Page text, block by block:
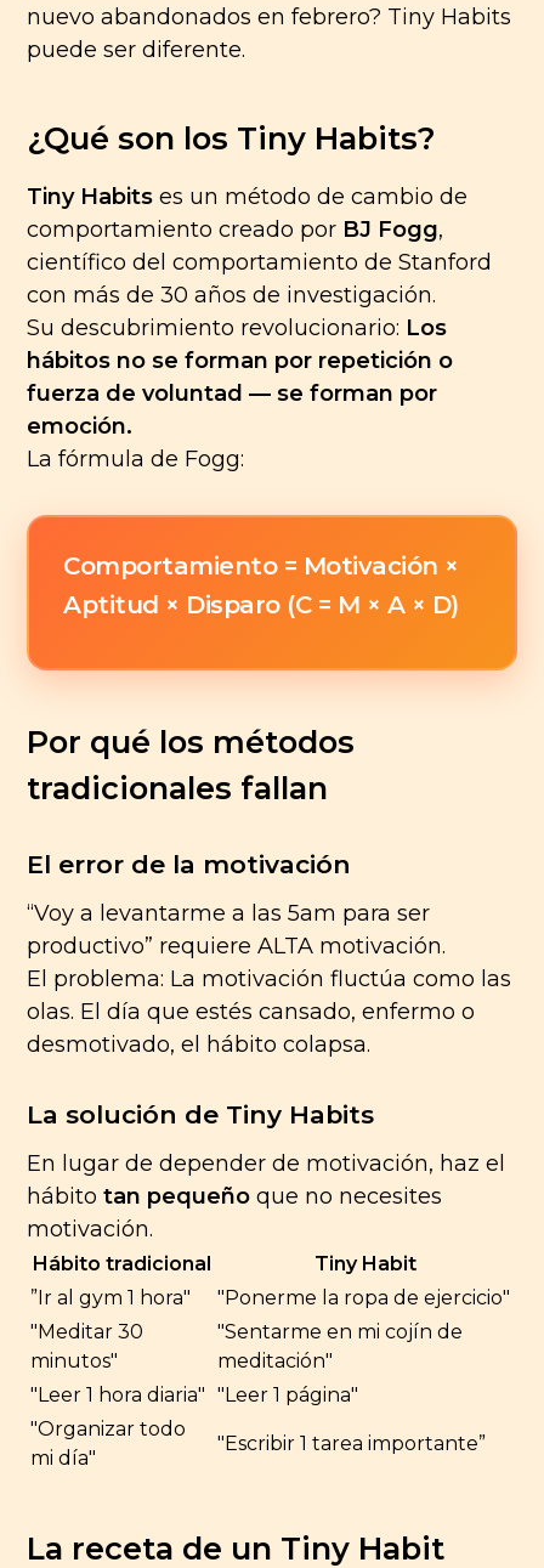
nuevo abandonados en febrero? Tiny Habits
puede ser diferente.
¿Qué son los Tiny Habits?
Tiny Habits es un método de cambio de
comportamiento creado por BJ Fogg,
científico del comportamiento de Stanford
con más de 30 años de investigación.
Su descubrimiento revolucionario: Los
hábitos no se forman por repetición o
fuerza de voluntad — se forman por
emoción.
La fórmula de Fogg:
Comportamiento = Motivación ×
Aptitud × Disparo(C = M × A × D)
Por qué los métodos
tradicionales fallan
El error de la motivación
“Voy a levantarme a las 5am para ser
productivo” requiere ALTA motivación.
El problema: La motivación fluctúa como las
olas. El día que estés cansado, enfermo o
desmotivado, el hábito colapsa.
La solución de Tiny Habits
En lugar de depender de motivación, haz el
hábitotan pequeño que no necesites
motivación.
Hábito tradicional
Tiny Habit
”Ir al gym 1 hora"
"Ponerme la ropa de ejercicio"
"Meditar 30
minutos"
"Sentarme en mi cojín de
meditación"
"Leer 1 hora diaria" "Leer 1 página"
"Organizar todo
mi día"
"Escribir 1 tarea importante”
La receta de un Tiny Habit